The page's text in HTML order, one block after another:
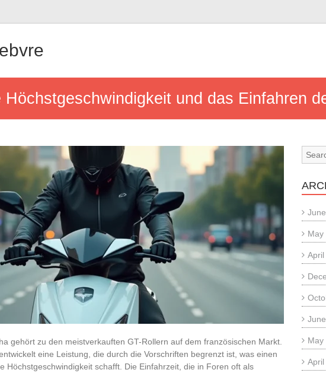
Höchstgeschwindigkeit und das Einfahren
gehört zu den meistverkauften GT-Rollern auf dem französischen Markt.
eine Leistung, die durch die Vorschriften begrenzt ist, was einen
Höchstgeschwindigkeit schafft. Die Einfahrzeit, die in Foren oft als
May
May